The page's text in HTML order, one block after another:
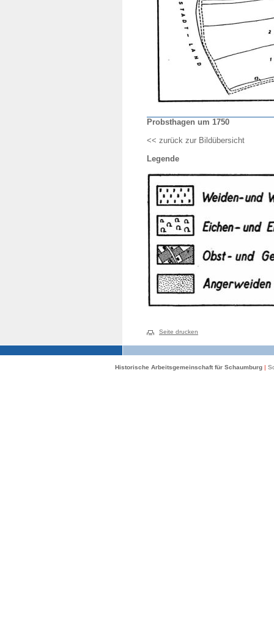
Probsthagen um 1750
<< zurück zur Bildübersicht
Legende
Seite drucken
Historische Arbeitsgemeinschaft für Schaumburg |